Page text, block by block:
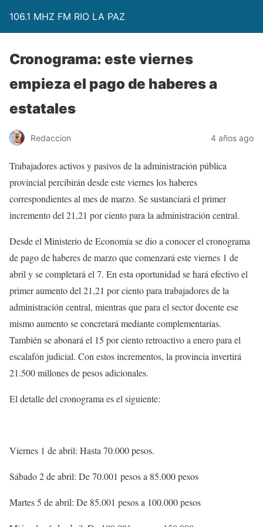
106.1 MHZ FM RIO LA PAZ
Cronograma: este viernes
empieza el pago de haberes a
estatales
Redaccion 4 años ago
Trabajadores activos y pasivos de la administración pública
provincial percibirán desde este viernes los haberes
correspondientes al mes de marzo. Se sustanciará el primer
incremento del 21,21 por ciento para la administración central.
Desde el Ministerio de Economía se dio a conocer el cronograma
de pago de haberes de marzo que comenzará este viernes 1 de
abril y se completará el 7. En esta oportunidad se hará efectivo el
primer aumento del 21,21 por ciento para trabajadores de la
administración central, mientras que para el sector docente ese
mismo aumento se concretará mediante complementarias.
También se abonará el 15 por ciento retroactivo a enero para el
escalafón judicial. Con estos incrementos, la provincia invertirá
21.500 millones de pesos adicionales.
El detalle del cronograma es el siguiente:
Viernes 1 de abril: Hasta 70.000 pesos.
Sábado 2 de abril: De 70.001 pesos a 85.000 pesos
Martes 5 de abril: De 85.001 pesos a 100.000 pesos